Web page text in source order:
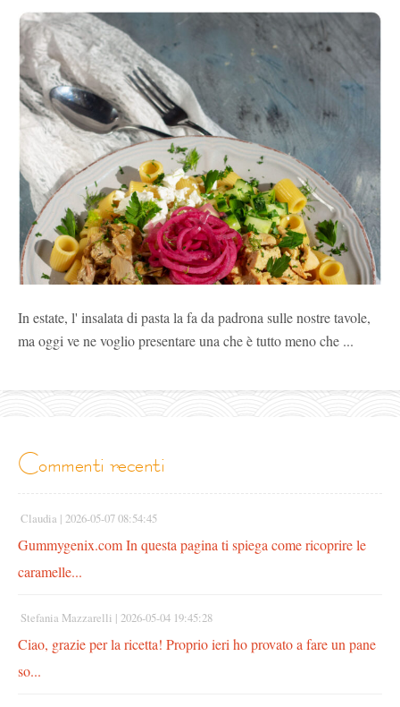
In estate, l' insalata di pasta la fa da padrona sulle nostre tavole,
ma oggi ve ne voglio presentare una che è tutto meno che ...
commenti recenti
Claudia | 2026-05-07 08:54:45
Gummygenix.com In questa pagina ti spiega come ricoprire le
caramelle...
Stefania Mazzarelli | 2026-05-04 19:45:28
Ciao, grazie per la ricetta! Proprio ieri ho provato a fare un pane
so...